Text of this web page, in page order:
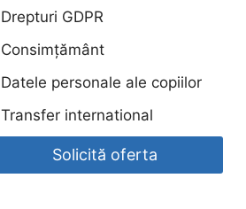
Drepturi GDPR
Consimțământ
Datele personale ale copiilor
Transfer international
Solicită oferta